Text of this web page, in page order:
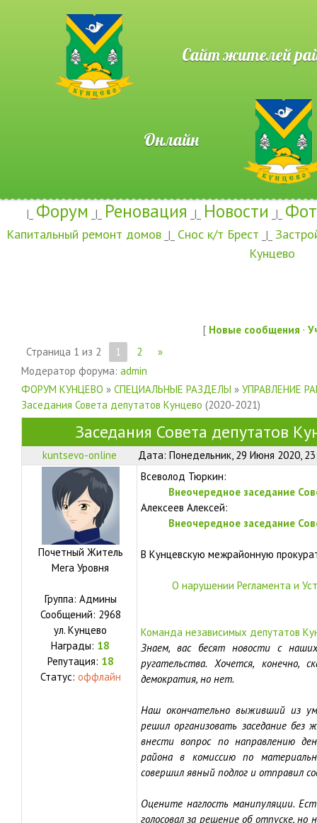
Сайт жителей
Онлайн
|_ Форум _|_ Реновация _|_ Новости _|_
Капитальный ремонт домов _|_ Снос к/т Брест _|_
Кунцево
[ Новые сообщения ·
Страница 1 из 2 1 2
»
Модератор форума: admin
ФОРУМ КУНЦЕВО » СПЕЦИАЛЬНЫЕ РАЗДЕЛЫ » УПРАВЛЕНИЕ
Заседания Совета депутатов Кунцево (2020-2021)
Заседания Совета депутатов
kuntsevo-online Дата: Понедельник, 29 Июня 2020,
Почетный Житель
Мега Уровня
Группа: Админы
Сообщений: 2968
ул. Кунцево
Награды: 18
Репутация: 18
Статус: оффлайн
Всеволод Тюркин:
Внеочередное заседание
Алексеев Алексей:
Внеочередное заседание
В Кунцевскую межрайонную
О нарушении Регламента и
Команда независимых депутатов
Знаем, вас бесят новости с
ругательства. Хочется,
демократия, но нет.
Наш окончательно выживший из
решил организовать заседание
внести вопрос по направлению
района в комиссию по
совершил явный подлог и отправил
Оцените наглость манипуляции.
голосовал за решение об отпуске,